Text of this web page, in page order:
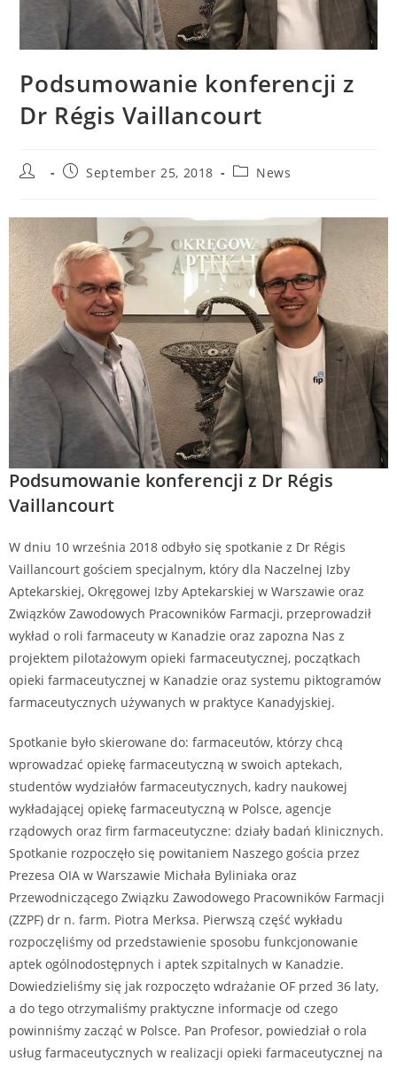
Podsumowanie konferencji z
Dr Régis Vaillancourt
September 25, 2018 News
Podsumowanie konferencji z Dr Régis
Vaillancourt
W dniu 10 września 2018 odbyło się spotkanie z Dr Régis
Vaillancourt gościem specjalnym, który dla Naczelnej Izby
Aptekarskiej, Okręgowej Izby Aptekarskiej w Warszawie oraz
Związków Zawodowych Pracowników Farmacji, przeprowadził
wykład o roli farmaceuty w Kanadzie oraz zapozna Nas z
projektem pilotażowym opieki farmaceutycznej, początkach
opieki farmaceutycznej w Kanadzie oraz systemu piktogramów
farmaceutycznych używanych w praktyce Kanadyjskiej.
Spotkanie było skierowane do: farmaceutów, którzy chcą
wprowadzać opiekę farmaceutyczną w swoich aptekach,
studentów wydziałów farmaceutycznych, kadry naukowej
wykładającej opiekę farmaceutyczną w Polsce, agencje
rządowych oraz firm farmaceutyczne: działy badań klinicznych.
Spotkanie rozpoczęło się powitaniem Naszego gościa przez
Prezesa OIA w Warszawie Michała Byliniaka oraz
Przewodniczącego Związku Zawodowego Pracowników Farmacji
(ZZPF) dr n. farm. Piotra Merksa. Pierwszą część wykładu
rozpoczęliśmy od przedstawienie sposobu funkcjonowanie
aptek ogólnodostępnych i aptek szpitalnych w Kanadzie.
Dowiedzieliśmy się jak rozpoczęto wdrażanie OF przed 36 laty,
a do tego otrzymaliśmy praktyczne informacje od czego
powinniśmy zacząć w Polsce. Pan Profesor, powiedział o rola
usług farmaceutycznych w realizacji opieki farmaceutycznej na